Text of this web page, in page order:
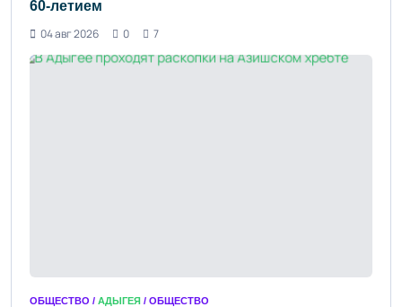
60-летием
04 авг 2026
0 7
ОБЩЕСТВО / АДЫГЕЯ / ОБЩЕСТВО